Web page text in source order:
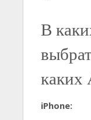
В
каких
iPhone: